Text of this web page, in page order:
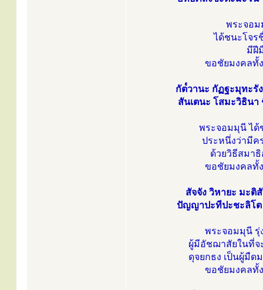
พระจอม
ได้ชนะโจร
มีฝี
ขอชัยมงคลทั้
กัต๎วานะ กัฏฐะมุทะรั
สันเตนะ โสมะวิธินา
พระจอมมุนี ได้
ประหนึ่งว่ามีค
ด้วยวิธีสมา
ขอชัยมงคลทั้
สัจจัง วิหายะ มะติ
ปัญญาปะทีปะชะลิโต
พระจอมมุนี รุ่
ผู้มีอัชฌาสัยในที่จ
ดุจยกธง เป็นผู้มื
ขอชัยมงคลทั้